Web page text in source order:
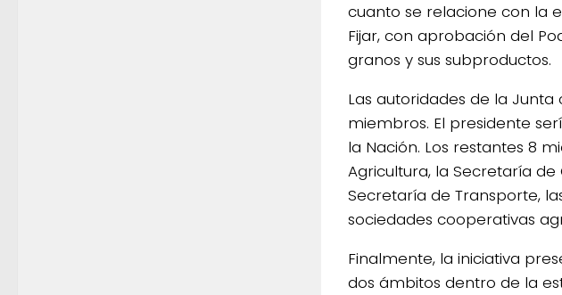
cuanto se relacione con la
Fijar, con aprobación del
granos y sus subproductos.
Las autoridades de la
miembros. El presidente
la Nación. Los restantes 8
Agricultura, la Secretaría
Secretaría de Transporte,
sociedades cooperativas
Finalmente, la iniciativa
dos ámbitos dentro de la